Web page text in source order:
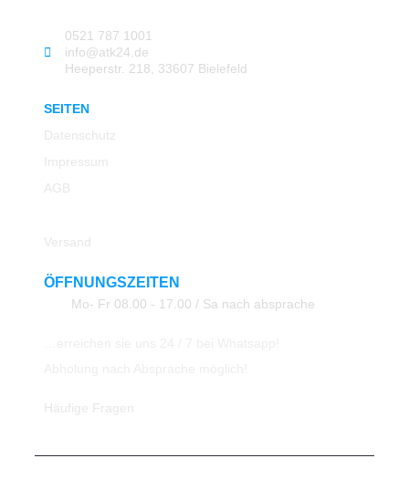
0521 787 1001
info@atk24.de
Heeperstr. 218, 33607 Bielefeld
SEITEN
Datenschutz
Impressum
AGB
Versand
ÖFFNUNGSZEITEN
Mo- Fr 08.00 - 17.00 / Sa nach absprache
Häufige Fragen